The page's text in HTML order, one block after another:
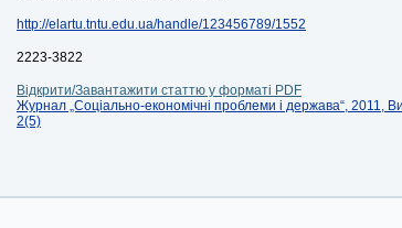
http://elartu.tntu.edu.ua/handle/123456789/1552
2223-3822
Відкрити/Завантажити статтю у форматі PDF
Журнал „Соціально-економічні проблеми і держава“, 2011,
2(5)